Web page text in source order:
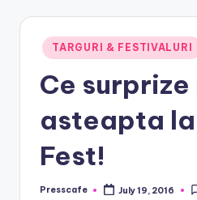
s
Posted
TARGURI & FESTIVALURI
Ce surprize
asteapta
Fest!
Posted
Presscafe July 19, 2016